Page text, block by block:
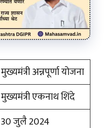
मुख्यमंत्री अन्नपूर्णा योजना
मुख्यमंत्री एकनाथ शिंदे
30 जुलै 2024